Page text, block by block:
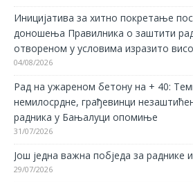
Иницијатива за хитно покретање
доношења Правилника о заштити
отвореном у условима изразито
04/08/2026
Рад на ужареном бетону на + 40:
немилосрдне, грађевинци
радника у Бањалуци опомиње
31/07/2026
Још једна важна побједа за раднике
29/07/2026